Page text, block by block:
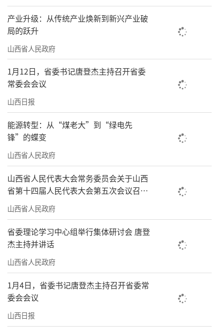
产业升级：从传统产业焕新到新兴产业破
局的跃升
山西省人民政府
1月12日，省委书记唐登杰主持召开省委
常委会会议
山西日报
能源转型：从“煤老大”到“绿电先
锋”的蝶变
山西省人民政府
山西省人民代表大会常务委员会关于山西
省第十四届人民代表大会第五次会议召开
时间的决定
山西省人民政府
省委理论学习中心组举行集体研讨会 唐登
杰主持并讲话
山西省人民政府
1月4日，省委书记唐登杰主持召开省委常
委会会议
山西日报